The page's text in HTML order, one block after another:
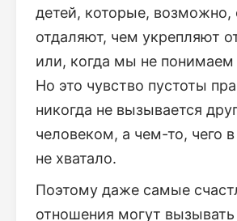
детей, которые, возможно,
отдаляют, чем укрепляют
или, когда мы не понимаем
Но это чувство пустоты
никогда не вызывается
человеком, а чем-то, чего
не хватало.
Поэтому даже самые
отношения могут вызывать